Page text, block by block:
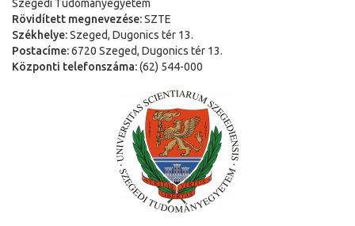
Szegedi Tudományegyetem
Rövidített megnevezése:SZTE
Székhelye:Szeged, Dugonics tér 13.
Postacíme:6720 Szeged, Dugonics tér 13.
Központi telefonszáma:(62) 544-000